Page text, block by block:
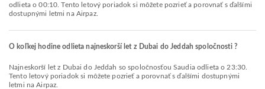
odlieta o 00:10. Tento letový poriadok si môžete pozrieť a porovnať s ďalšími
dostupnými letmi na Airpaz.
O koľkej hodine odlieta najneskorší let z Dubai do Jeddah spoločnosti ?
Najneskorší let z Dubai do Jeddah so spoločnosťou Saudia odlieta o 23:30.
Tento letový poriadok si môžete pozrieť a porovnať s ďalšími dostupnými
letmi na Airpaz.